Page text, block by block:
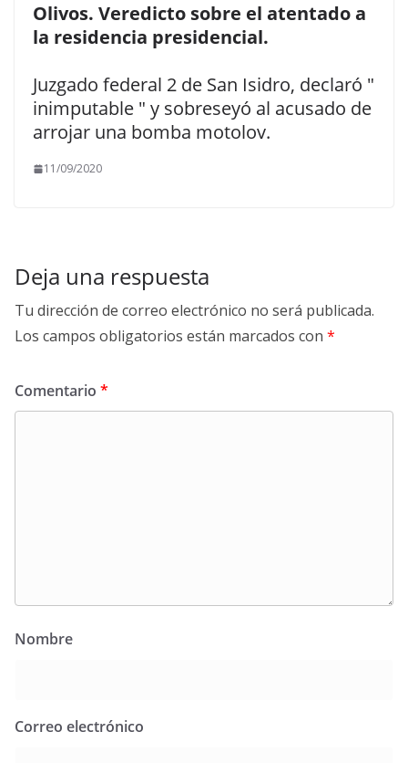
Olivos. Veredicto sobre el atentado a
la residencia presidencial.
Juzgado federal 2 de San Isidro, declaró "
inimputable " y sobreseyó al acusado de
arrojar una bomba motolov.
11/09/2020
Deja una respuesta
Tu dirección de correo electrónico no será publicada.
Los campos obligatorios están marcados con *
Comentario *
Nombre
Correo electrónico